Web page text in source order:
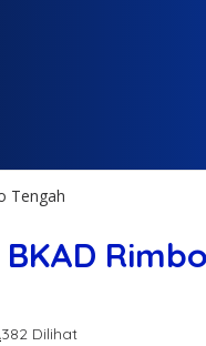
Tengah
382 Dilihat